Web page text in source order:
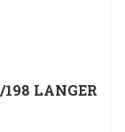
LANGER